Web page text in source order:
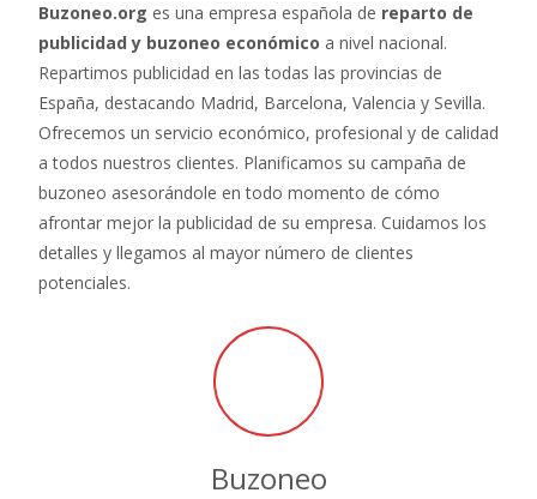
Buzoneo.org es una empresa española de reparto de
publicidad y buzoneo económico a nivel nacional.
Repartimos publicidad en las todas las provincias de
España, destacando Madrid, Barcelona, Valencia y Sevilla.
Ofrecemos un servicio económico, profesional y de calidad
a todos nuestros clientes. Planificamos su campaña de
buzoneo asesorándole en todo momento de cómo
afrontar mejor la publicidad de su empresa. Cuidamos los
detalles y llegamos al mayor número de clientes
potenciales.
Buzoneo